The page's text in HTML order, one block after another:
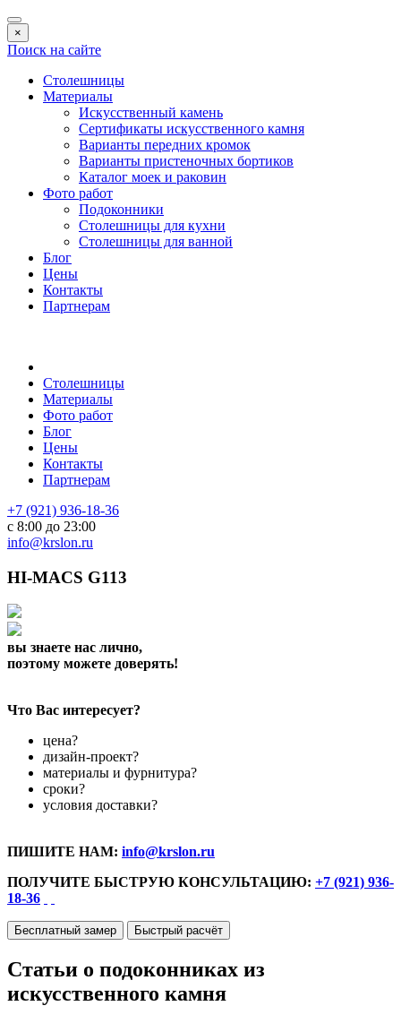
×
Поиск на сайте
Столешницы
Материалы
Искусственный камень
Сертификаты искусственного камня
Варианты передних кромок
Варианты пристеночных бортиков
Каталог моек и раковин
Фото работ
Подоконники
Столешницы для кухни
Столешницы для ванной
Блог
Цены
Контакты
Партнерам
Столешницы
Материалы
Фото работ
Блог
Цены
Контакты
Партнерам
+7 (921) 936-18-36
с 8:00 до 23:00
info@krslon.ru
HI-MACS G113
вы знаете нас лично,
поэтому можете доверять!
Что Вас интересует?
цена?
дизайн-проект?
материалы и фурнитура?
сроки?
условия доставки?
ПИШИТЕ НАМ: info@krslon.ru
ПОЛУЧИТЕ БЫСТРУЮ КОНСУЛЬТАЦИЮ: +7 (921) 936-
18-36
Бесплатный замер Быстрый расчёт
Статьи о подоконниках из
искусственного камня